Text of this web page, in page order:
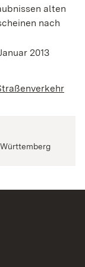
alten
nach
2013